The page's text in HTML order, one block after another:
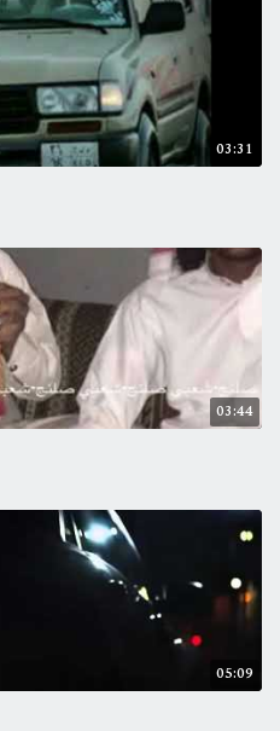
03:31
03:44
05:09